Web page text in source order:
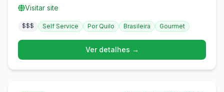
Visitar site
$$$ Self Service Por Quilo Brasileira Gourmet
Ver detalhes →